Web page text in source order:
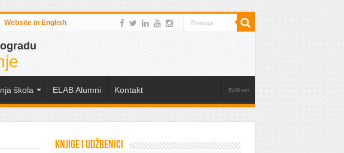
Website in English
škola ELAB Alumni Kontakt ELAB cert
Knjige i udžbenici